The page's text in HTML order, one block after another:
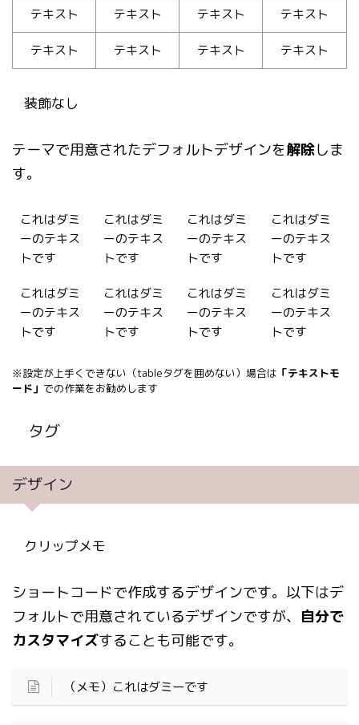
テキスト テキスト テキスト テキスト
テキスト テキスト テキスト テキスト
装飾なし
テーマで用意されたデフォルトデザインを解除しま
す。
これはダミ
ーのテキス
トです
これはダミ
ーのテキス
トです
これはダミ
ーのテキス
トです
これはダミ
ーのテキス
トです
これはダミ
ーのテキス
トです
これはダミ
ーのテキス
トです
これはダミ
ーのテキス
トです
これはダミ
ーのテキス
トです
※設定が上手くできない（tableタグを囲めない）場合は 「テキストモ
ード」 での作業をお勧めします
タグ
デザイン
クリップメモ
ショートコードで作成するデザインです。以下はデ
フォルトで用意されているデザインですが、 自分で
カスタマイズすることも可能です。
（メモ）これはダミーです